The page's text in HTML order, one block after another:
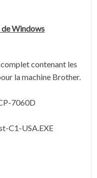
Windows
contenant les
la machine Brother.
7060D
C1-USA.EXE